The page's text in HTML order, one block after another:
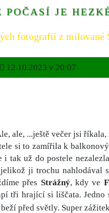
POČASÍ JE
fotografií z
12.10.2023 v 20:07
ale, ...ještě večer jsi
si to zamířila k
tak už do postele
ji trochu nahlodával
přes Strážný, kdy ve
tři hrající si liščata. Jedno
před světly. Super